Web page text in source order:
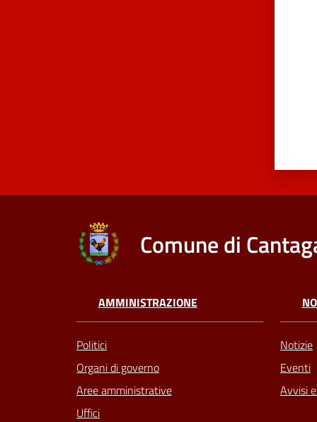
Comune di
AMMINISTRAZIONE
Politici
Organi di governo
Aree amministrative
Uffici
Notizie
Eventi
Avvisi